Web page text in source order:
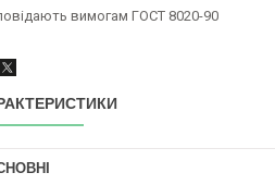
вимогам ГОСТ 8020-90